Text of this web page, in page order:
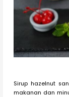
Sirup hazelnut
makanan dan